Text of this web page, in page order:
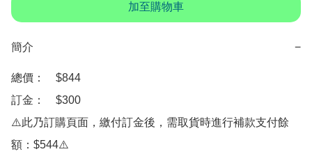
加至購物車
簡介 −
總價：　$844
訂金：　$300
⚠️此乃訂購頁面，繳付訂金後，需取貨時進行補款支付餘
額：$544⚠️